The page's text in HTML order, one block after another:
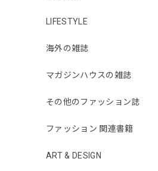
LIFESTYLE
海外の雑誌
マガジンハウスの雑誌
その他のファッション誌
ファッション 関連書籍
ART & DESIGN